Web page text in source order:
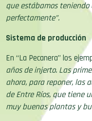
que estábamos
perfectamente”.
Sistema de producción
En “La Pecanera” los
años de injerto. Las
ahora, para reponer, las
de Entre Ríos, que tiene
muy buenas plantas y